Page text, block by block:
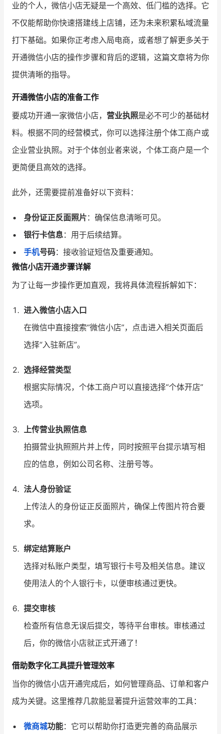
新零售资讯
培训课程
增长俱乐部
增长俱乐部 有赞商盟
商家社区 社群交流
合作共进
业的个人，微信小店无疑是一个高效、低门槛的选择。它
不仅能帮助你快速搭建线上店铺，还为未来积累私域流量
打下基础。如果你正考虑入局电商，或者想了解更多关于
开通微信小店的操作步骤和背后的逻辑，这篇文章将为你
提供清晰的指导。
开通微信小店的准备工作
要成功开通一家微信小店， 营业执照是必不可少的基础材
料。根据不同的经营模式，你可以选择注册个体工商户或
企业营业执照。对于个体创业者来说，个体工商户是一个
更简便且高效的选择。
此外，还需要提前准备好以下资料：
身份证正反面照片 ：确保信息清晰可见。
银行卡信息：用于后续结算。
手机号码：接收验证短信及重要通知。
微信小店开通步骤详解
为了让每一步操作更加直观，我将具体流程拆解如下：
进入微信小店入口
在微信中直接搜索“微信小店”，点击进入相关页面后
选择“入驻新店”。
选择经营类型
根据实际情况，个体工商户可以直接选择“个体开店”
选项。
上传营业执照信息
拍摄营业执照照片并上传，同时按照平台提示填写相
应的信息，例如公司名称、注册号等。
法人身份验证
上传法人的身份证正反面照片，确保上传图片符合要
求。
绑定结算账户
选择对私账户类型，填写银行卡号及相关信息。建议
使用法人的个人银行卡，以便审核通过更快。
提交审核
检查所有信息无误后提交，等待平台审核。审核通过
后，你的微信小店就正式开通了！
借助数字化工具提升管理效率
当你的微信小店开通完成后，如何管理商品、订单和客户
成为关键。这里推荐几款能显著提升运营效率的工具：
微商城功能：它可以帮助你打造更完善的商品展示